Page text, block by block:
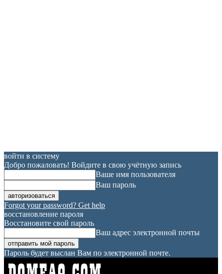
войти в систему
Добро пожаловать! Войдите в свою учётную запись
Ваше имя пользователя
Ваш пароль
Forgot your password? Get help
восстановление пароля
Восстановите свой пароль
Ваш адрес электронной почты
Пароль будет выслан Вам по электронной почте.